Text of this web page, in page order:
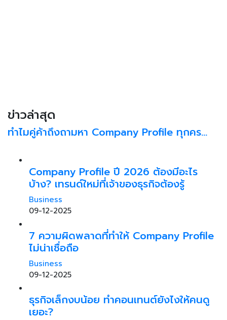
ข่าวล่าสุด
ทำไมคู่ค้าถึงถามหา Company Profile ทุกคร…
Company Profile ปี 2026 ต้องมีอะไร
บ้าง? เทรนด์ใหม่ที่เจ้าของธุรกิจต้องรู้
Business
09-12-2025
7 ความผิดพลาดที่ทำให้ Company Profile
ไม่น่าเชื่อถือ
Business
09-12-2025
ธุรกิจเล็กงบน้อย ทำคอนเทนต์ยังไงให้คนดู
เยอะ?